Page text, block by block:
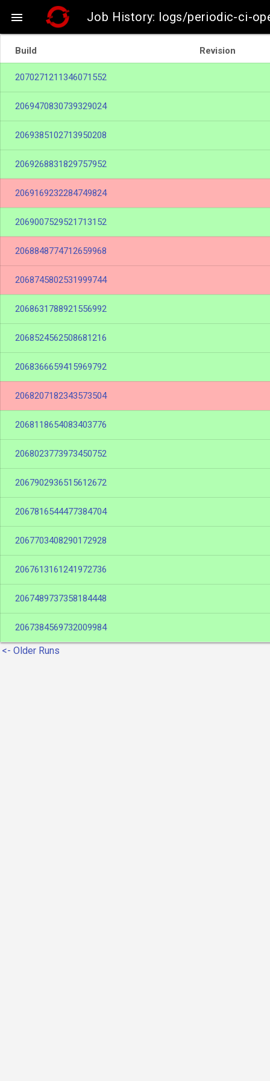
 Job History: logs/periodic-ci-
Build Revision
2070271211346071552
2069470830739329024
2069385102713950208
2069268831829757952
2069169232284749824
2069007529521713152
2068848774712659968
2068745802531999744
2068631788921556992
2068524562508681216
2068366659415969792
2068207182343573504
2068118654083403776
2068023773973450752
2067902936515612672
2067816544477384704
2067703408290172928
2067613161241972736
2067489737358184448
2067384569732009984
<- Older Runs